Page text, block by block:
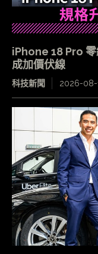
iPhone 18 Pro
成加價伏線
科技新聞 2026-08-